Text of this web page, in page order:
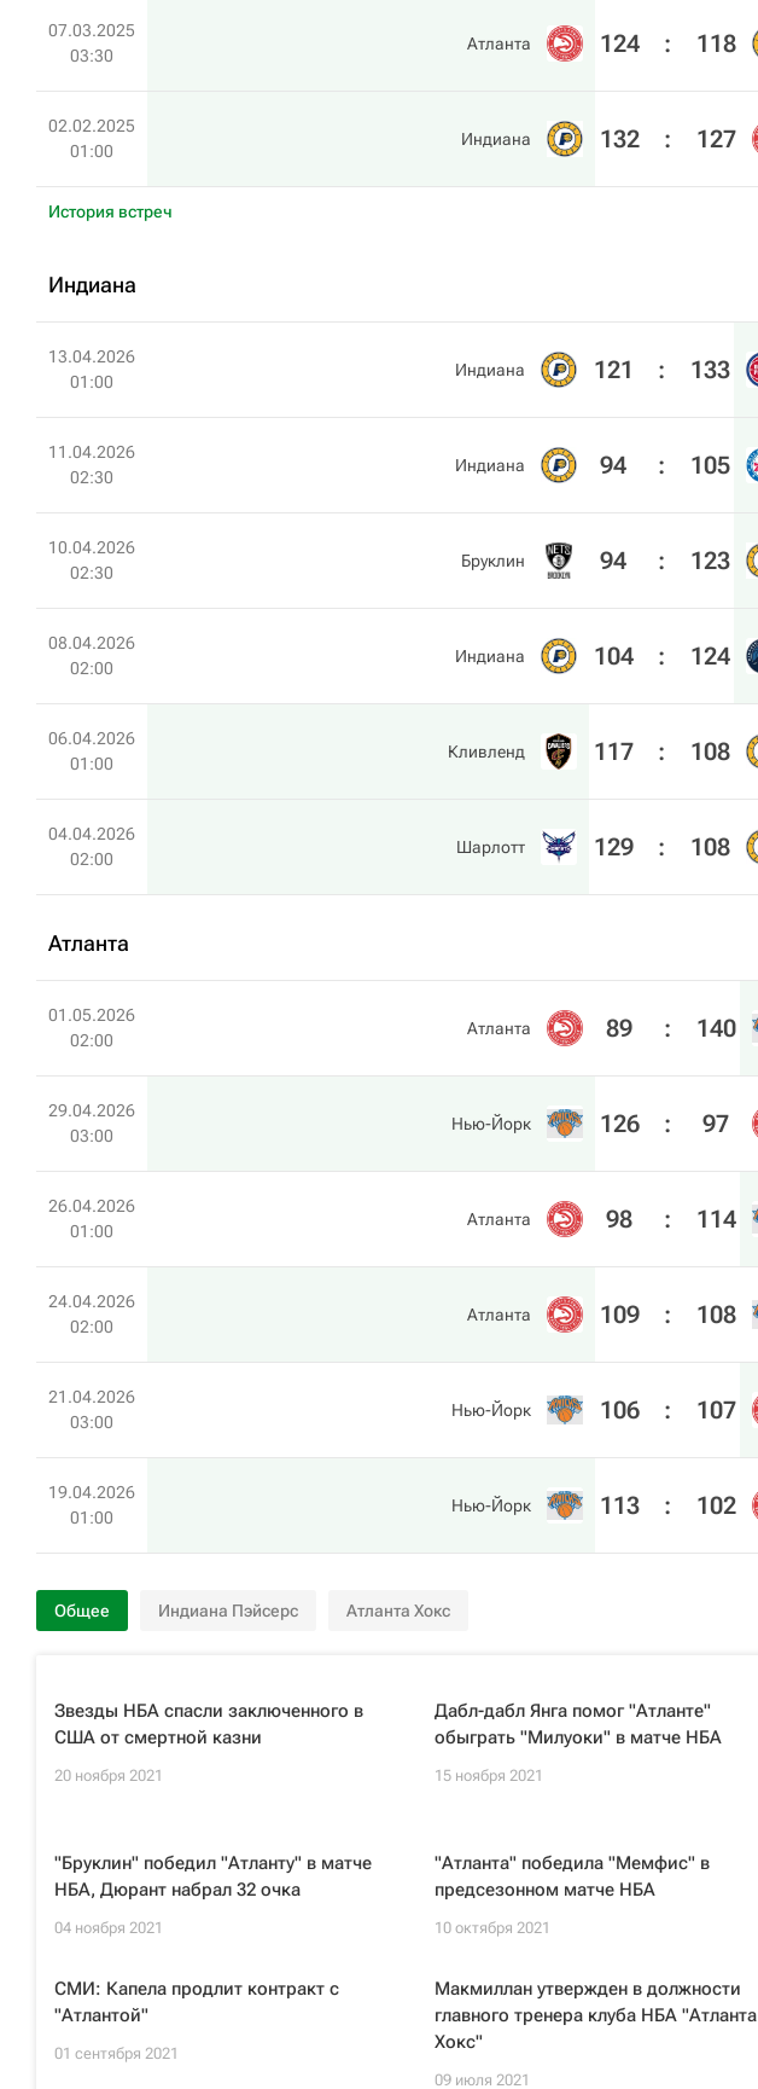
07.03.2025
03:30
Атланта 124 : 118
02.02.2025
01:00
Индиана 132 : 127
История встреч
Индиана
13.04.2026
01:00
Индиана 121 : 133
11.04.2026
02:30
Индиана 94 : 105
10.04.2026
02:30
Бруклин 94 : 123
08.04.2026
02:00
Индиана 104 : 124
06.04.2026
01:00
Кливленд 117 : 108
04.04.2026
02:00
Шарлотт 129 : 108
Атланта
01.05.2026
02:00
Атланта 89 : 140
29.04.2026
03:00
Нью-Йорк 126 : 97
26.04.2026
01:00
Атланта 98 : 114
24.04.2026
02:00
Атланта 109 : 108
21.04.2026
03:00
Нью-Йорк 106 : 107
19.04.2026
01:00
Нью-Йорк 113 : 102
Общее Индиана Пэйсерс Атланта Хокс
Звезды НБА спасли заключенного в
США от смертной казни
20 ноября 2021
Дабл-дабл Янга помог "Атланте"
обыграть "Милуоки" в матче НБА
15 ноября 2021
"Бруклин" победил "Атланту" в матче
НБА, Дюрант набрал 32 очка
04 ноября 2021
"Атланта" победила "Мемфис" в
предсезонном матче НБА
10 октября 2021
СМИ: Капела продлит контракт с
"Атлантой"
01 сентября 2021
Макмиллан утвержден в должности
главного тренера клуба НБА "Атланта
Хокс"
09 июля 2021